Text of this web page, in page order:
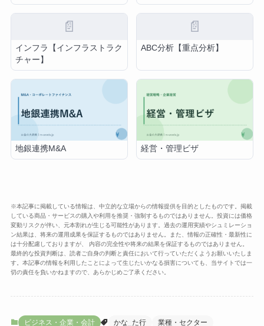
📄
インフラ【インフラストラク
チャー】
📄
ABC分析【重点分析】
地銀連携M&A 経営・管理ビザ
※本記事に掲載している情報は、中立的な立場からの情報提供を目的としたものです。掲載
している商品・サービスの購入や利用を推奨・強制するものではありません。投資には価格
変動リスクが伴い、元本割れが生じる可能性があります。過去の運用実績やシュミレーショ
ン結果は、将来の運用成果を保証するものではありません。また、情報の正確性・最新性に
は十分配慮しておりますが、 内容の完全性や将来の結果を保証するものではありません。
最終的な投資判断は、読者ご自身の判断と責任において行っていただくようお願いいたしま
す。本記事の情報を利用したことによって生じたいかなる損害についても、当サイトでは一
切の責任を負いかねますので、あらかじめご了承ください。
ビジネス・企業・会計 かな_た行 業種・セクター